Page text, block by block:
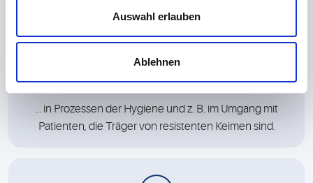
Auswahl erlauben
Ablehnen
Weiterbildung Ihrer Mitarbeiter
… in Prozessen der Hygiene und z. B. im Umgang mit
Patienten, die Träger von resistenten Keimen sind.